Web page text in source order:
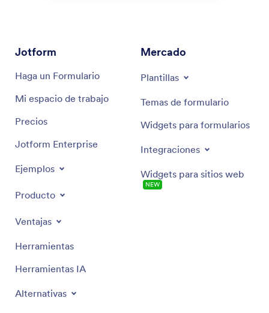
Jotform
Haga un Formulario
Mi espacio de trabajo
Precios
Jotform Enterprise
Ejemplos
Producto
Ventajas
Herramientas
Herramientas IA
Alternativas
Mercado
Plantillas
Temas de formulario
Widgets para formularios
Integraciones
Widgets para sitios web
NEW